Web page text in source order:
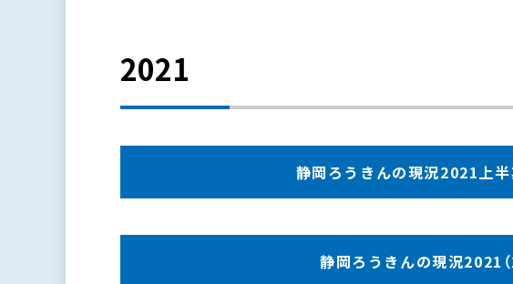
2021
静岡ろうきんの現況2021上
静岡ろうきんの現況2021